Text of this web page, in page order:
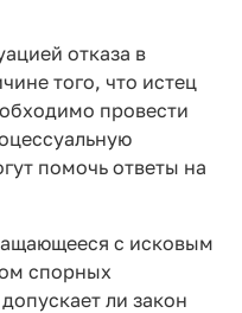
отказа в
того, что истец
провести
помочь ответы на
с исковым
спорных
ли закон